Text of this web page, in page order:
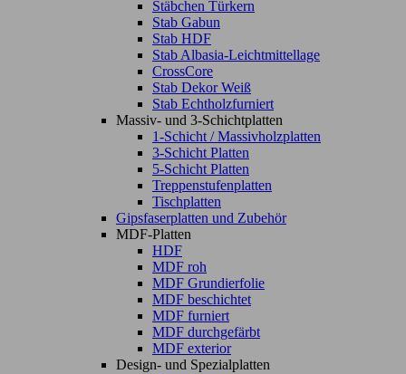
Stäbchen Türkern
Stab Gabun
Stab HDF
Stab Albasia-Leichtmittellage
CrossCore
Stab Dekor Weiß
Stab Echtholzfurniert
Massiv- und 3-Schichtplatten
1-Schicht / Massivholzplatten
3-Schicht Platten
5-Schicht Platten
Treppenstufenplatten
Tischplatten
Gipsfaserplatten und Zubehör
MDF-Platten
HDF
MDF roh
MDF Grundierfolie
MDF beschichtet
MDF furniert
MDF durchgefärbt
MDF exterior
Design- und Spezialplatten